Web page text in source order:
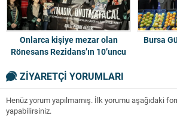
Onlarca kişiye mezar olan
Rönesans Rezidans’ın 10’uncu
Bursa
ZİYARETÇİ YORUMLARI
Henüz yorum yapılmamış. İlk yorumu aşağıdaki
yapabilirsiniz.